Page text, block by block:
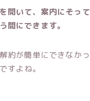
開いて、案内にそっ
間にできます。
約が簡単にできなか
すよね。